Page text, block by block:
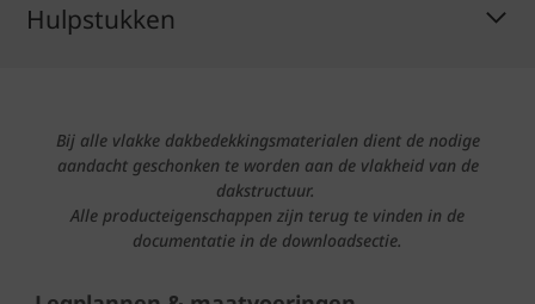
Hulpstukken
Bij alle vlakke dakbedekkingsmaterialen dient de nodige
aandacht geschonken te worden aan de vlakheid van de
dakstructuur.
Alle producteigenschappen zijn terug te vinden in de
documentatie in de downloadsectie.